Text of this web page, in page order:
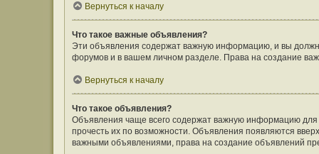
Вернуться к началу
Что такое важные объявления?
Эти объявления содержат важную информацию, и вы
форумов и в вашем личном разделе. Права на создание
Вернуться к началу
Что такое объявления?
Объявления чаще всего содержат важную информацию
прочесть их по возможности. Объявления появляются
важными объявлениями, права на создание объявлений